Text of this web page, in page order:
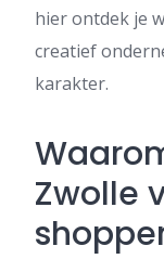
hier ontdek je
creatief
karakter.
Zwolle